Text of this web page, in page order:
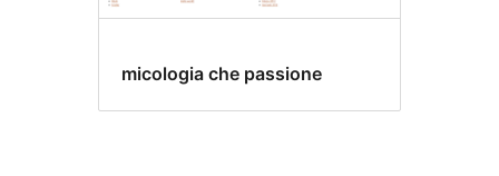
micologia che passione